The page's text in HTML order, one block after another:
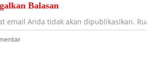
Balasan
email Anda tidak akan dipublikasikan.